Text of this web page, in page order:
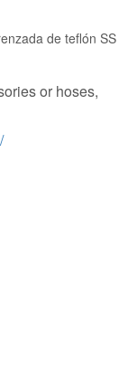
de teflón SS
or hoses,